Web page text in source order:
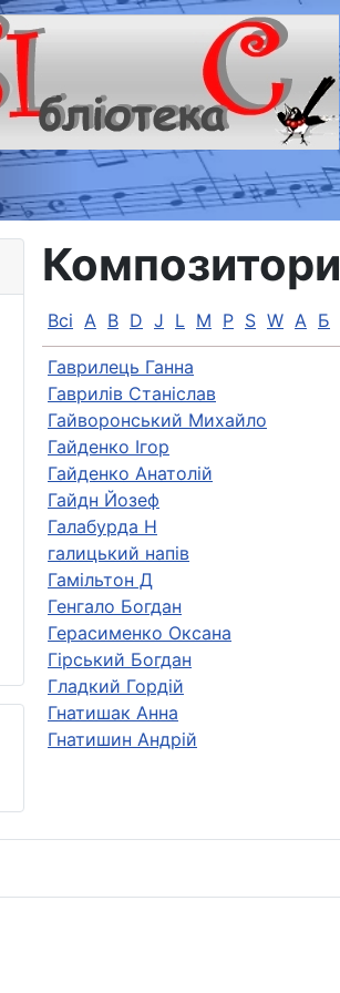
Композитори
Всі A B D J L M P S W А Б
Гаврилець Ганна
Гаврилів Станiслав
Гайворонський Михайло
Гайденко Ігор
Гайденко Анатолiй
Гайдн Йозеф
Галабурда Н
галицький напів
Гамільтон Д
Генгало Богдан
Герасименко Оксана
Гірський Богдан
Гладкий Гордій
Гнатишак Анна
Гнатишин Андрій